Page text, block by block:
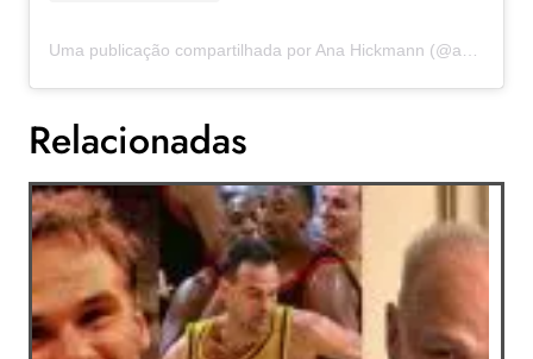
Uma publicação compartilhada por Ana Hickmann (@ahickmann)
Relacionadas